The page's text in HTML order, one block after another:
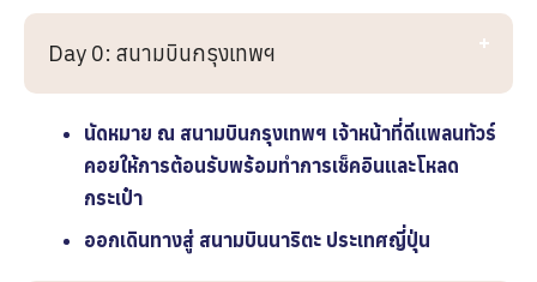
Day 0: สนามบินกรุงเทพฯ
นัดหมาย ณ สนามบินกรุงเทพฯ เจ้าหน้าที่ดีเเพลนทัวร์
คอยให้การต้อนรับพร้อมทำการเช็คอินและโหลด
กระเป๋า
ออกเดินทางสู่ สนามบินนาริตะ ประเทศญี่ปุ่น